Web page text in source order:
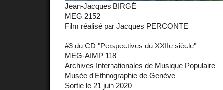
Jean-Jacques BIRGÉ
MEG 2152
Film réalisé par Jacques PERCONTE
#3 du CD "Perspectives du XXIIe siècle"
MEG-AIMP 118
Archives Internationales de Musique Populaire
Musée d'Ethnographie de Genève
Sortie le 21 juin 2020